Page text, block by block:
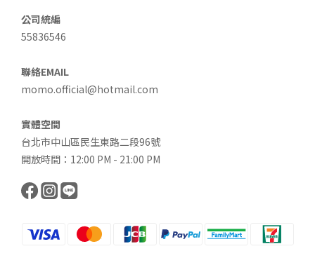
公司統編
55836546
聯絡EMAIL
momo.official@hotmail.com
實體空間
台北市中山區民生東路二段96號
開放時間：12:00 PM - 21:00 PM